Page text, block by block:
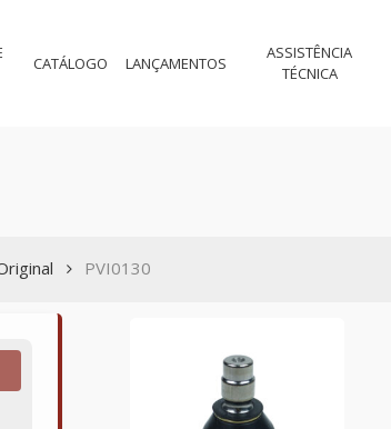
CATÁLOGO LANÇAMENTOS
ASSISTÊNCIA
TÉCNICA
PVI0130